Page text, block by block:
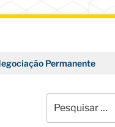
Permanente
por: